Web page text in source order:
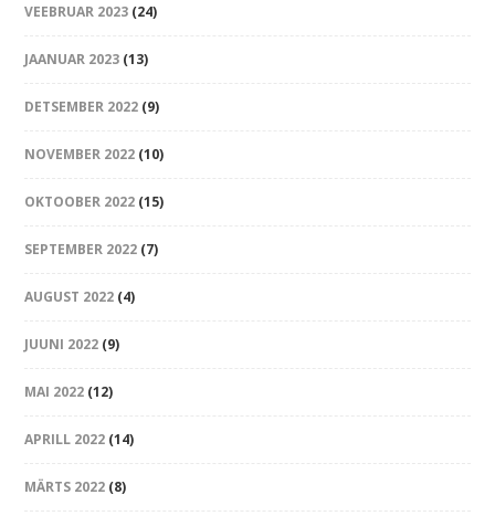
VEEBRUAR 2023 (24)
JAANUAR 2023 (13)
DETSEMBER 2022 (9)
NOVEMBER 2022 (10)
OKTOOBER 2022 (15)
SEPTEMBER 2022 (7)
AUGUST 2022 (4)
JUUNI 2022 (9)
MAI 2022 (12)
APRILL 2022 (14)
MÄRTS 2022 (8)